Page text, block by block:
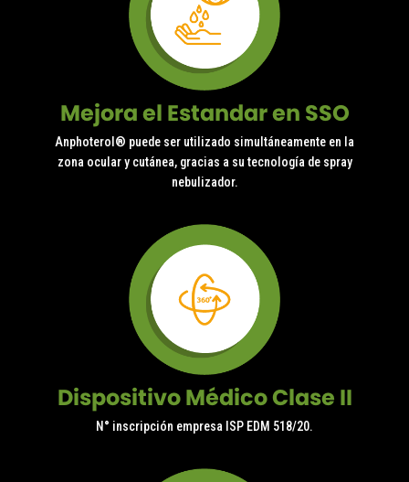
Mejora el Estandar en SSO
Anphoterol® puede ser utilizado simultáneamente en la
zona ocular y cutánea, gracias a su tecnología de spray
nebulizador.
Dispositivo Médico Clase II
N° inscripción empresa ISP EDM 518/20.